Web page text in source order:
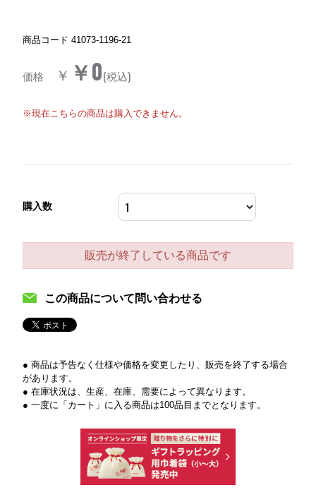
商品コード 41073-1196-21
価格 ￥ ￥0(税込)
※現在こちらの商品は購入できません。
購入数
販売が終了している商品です
この商品について問い合わせる
● 商品は予告なく仕様や価格を変更したり、販売を終了する場合
があります。
● 在庫状況は、生産、在庫、需要によって異なります。
● 一度に「カート」に入る商品は100品目までとなります。